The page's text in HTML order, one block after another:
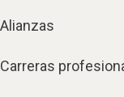
Alianzas
Carreras